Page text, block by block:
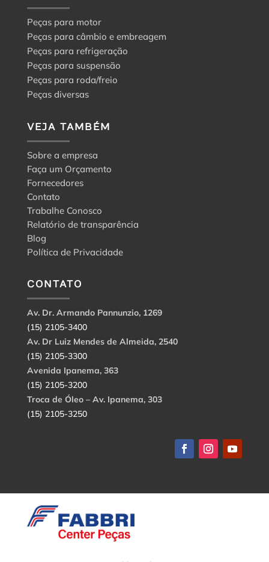
Peças para motor
Peças para câmbio e embreagem
Peças para refrigeração
Peças para suspensão
Peças para roda/freio
Peças diversas
VEJA TAMBÉM
Sobre a empresa
Faça um Orçamento
Fornecedores
Contato
Trabalhe Conosco
Relatório de transparência
Blog
Política de Privacidade
CONTATO
Av. Dr. Armando Pannunzio, 1269
(15) 2105-3400
Av. Dr Luiz Mendes de Almeida, 2540
(15) 2105-3300
Avenida Ipanema, 363
(15) 2105-3200
Troca de Óleo – Av. Ipanema, 303
(15) 2105-3250